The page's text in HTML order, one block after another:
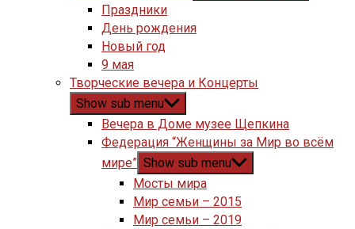
Праздники
День рождения
Новый год
9 мая
Творческие вечера и Концерты
Show sub menu
Вечера в Доме музее Щепкина
Федерация “Женщины за Мир во всём
мире” Show sub menu
Мосты мира
Мир семьи – 2015
Мир семьи – 2019